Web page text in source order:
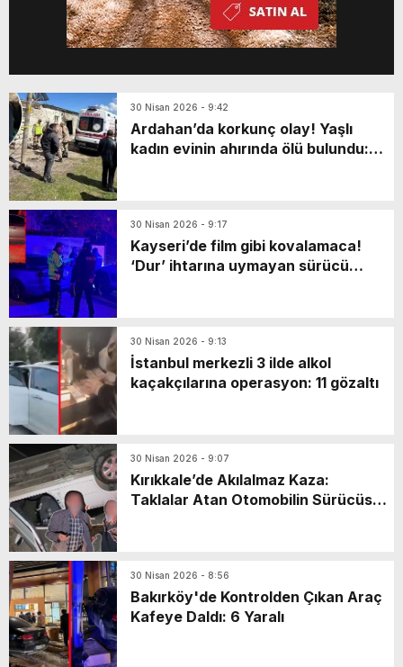
30 Nisan 2026 - 9:42
Ardahan’da korkunç olay! Yaşlı
kadın evinin ahırında ölü bulundu:
30 Nisan 2026 - 9:17
Kayseri’de film gibi kovalamaca!
‘Dur’ ihtarına uymayan sürücü
30 Nisan 2026 - 9:13
İstanbul merkezli 3 ilde alkol
kaçakçılarına operasyon: 11 gözaltı
30 Nisan 2026 - 9:07
Kırıkkale’de Akılalmaz Kaza:
Taklalar Atan Otomobilin Sürücüsü
30 Nisan 2026 - 8:56
Bakırköy'de Kontrolden Çıkan Araç
Kafeye Daldı: 6 Yaralı